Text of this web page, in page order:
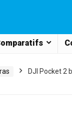
DJI Pocket 2